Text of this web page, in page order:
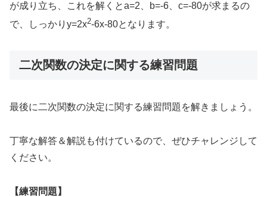
が成り立ち、これを解くとa=2、b=-6、c=-80が求まるの
で、しっかりy=2x2-6x-80となります。
二次関数の決定に関する練習問題
最後に二次関数の決定に関する練習問題を解きましょう。
丁寧な解答＆解説も付けているので、ぜひチャレンジして
ください。
【練習問題】